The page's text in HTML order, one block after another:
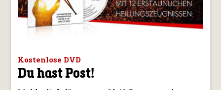
Kostenlose DVD
Du hast Post!